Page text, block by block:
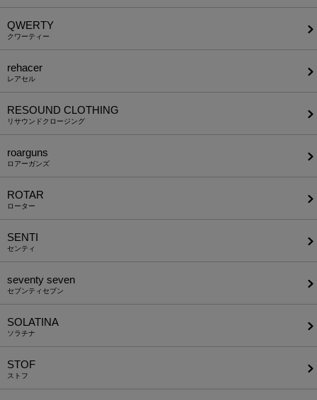
QWERTY
クワーティー
rehacer
レアセル
RESOUND CLOTHING
リサウンドクロージング
roarguns
ロアーガンズ
ROTAR
ローター
SENTI
センティ
seventy seven
セブンティセブン
SOLATINA
ソラチナ
STOF
ストフ